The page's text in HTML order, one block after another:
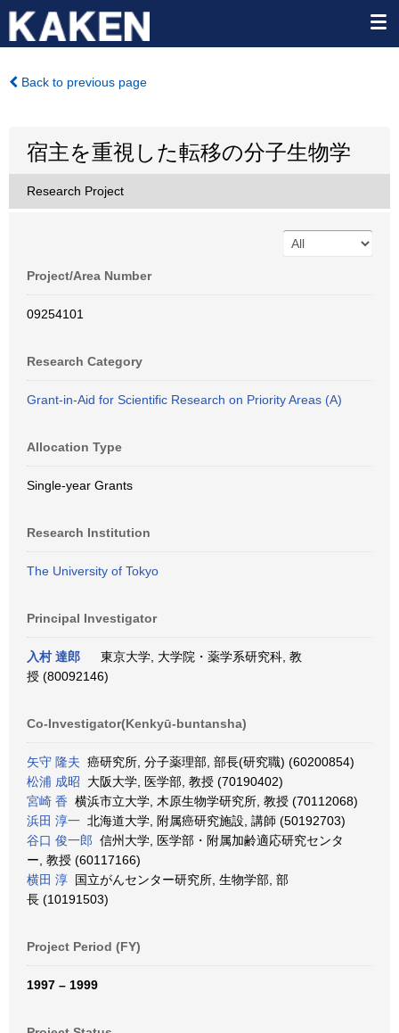
Back to previous page
宿主を重視した転移の分子生物学
Research Project
Project/Area Number
09254101
Research Category
Grant-in-Aid for Scientific Research on Priority Areas (A)
Allocation Type
Single-year Grants
Research Institution
The University of Tokyo
Principal Investigator
入村 達郎
東京大学, 大学院・薬学系研究科, 教
授 (80092146)
Co-Investigator(Kenkyū-buntansha)
矢守 隆夫 癌研究所, 分子薬理部, 部長(研究職) (60200854)
松浦 成昭 大阪大学, 医学部, 教授 (70190402)
宮崎 香 横浜市立大学, 木原生物学研究所, 教授 (70112068)
浜田 淳一 北海道大学, 附属癌研究施設, 講師 (50192703)
谷口 俊一郎 信州大学, 医学部・附属加齢適応研究センタ
ー, 教授 (60117166)
横田 淳 国立がんセンター研究所, 生物学部, 部
長 (10191503)
Project Period (FY)
1997 – 1999